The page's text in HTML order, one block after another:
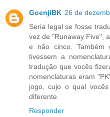
GoenjiBK 26 de
Seria legal se fosse
vez de "Runaway Five",
e não cinco. Também
tivessem a
tradução que vocês
nomenclaturas eram
jogo, cujo o qual
diferente.
Responder